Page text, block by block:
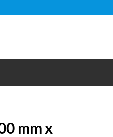
mm x